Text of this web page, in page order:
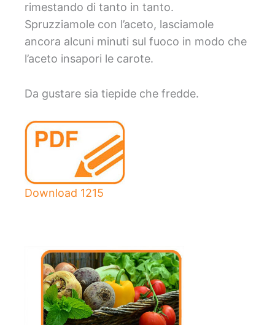
rimestando di tanto in tanto.
Spruzziamole con l’aceto, lasciamole
ancora alcuni minuti sul fuoco in modo che
l’aceto insapori le carote.
Da gustare sia tiepide che fredde.
Download 1215